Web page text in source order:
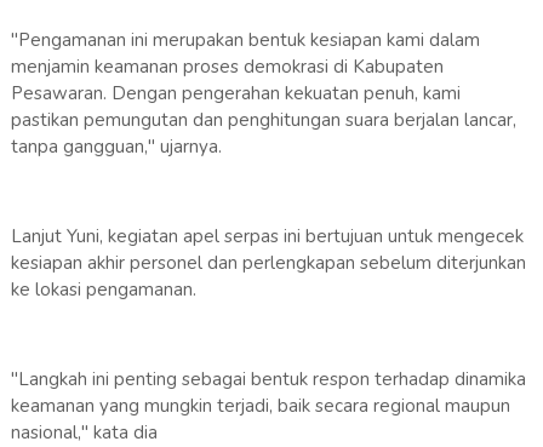
"Pengamanan ini merupakan bentuk kesiapan kami dalam
menjamin keamanan proses demokrasi di Kabupaten
Pesawaran. Dengan pengerahan kekuatan penuh, kami
pastikan pemungutan dan penghitungan suara berjalan lancar,
tanpa gangguan," ujarnya.
Lanjut Yuni, kegiatan apel serpas ini bertujuan untuk mengecek
kesiapan akhir personel dan perlengkapan sebelum diterjunkan
ke lokasi pengamanan.
"Langkah ini penting sebagai bentuk respon terhadap dinamika
keamanan yang mungkin terjadi, baik secara regional maupun
nasional," kata dia